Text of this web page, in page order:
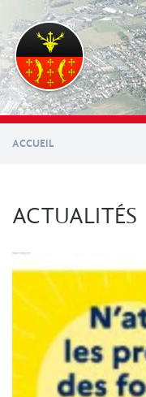
contenu
principal
ACCUEIL
ACTUALITÉS